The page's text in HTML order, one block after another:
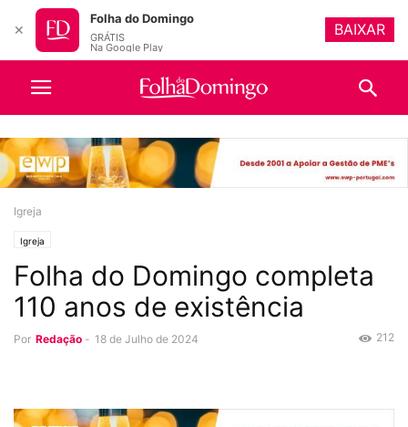
Igreja
Igreja
Folha do Domingo completa
110 anos de existência
Por Redação - 18 de Julho de 2024 212
✕
Folha do Domingo
GRÁTIS
Na Google Play
BAIXAR